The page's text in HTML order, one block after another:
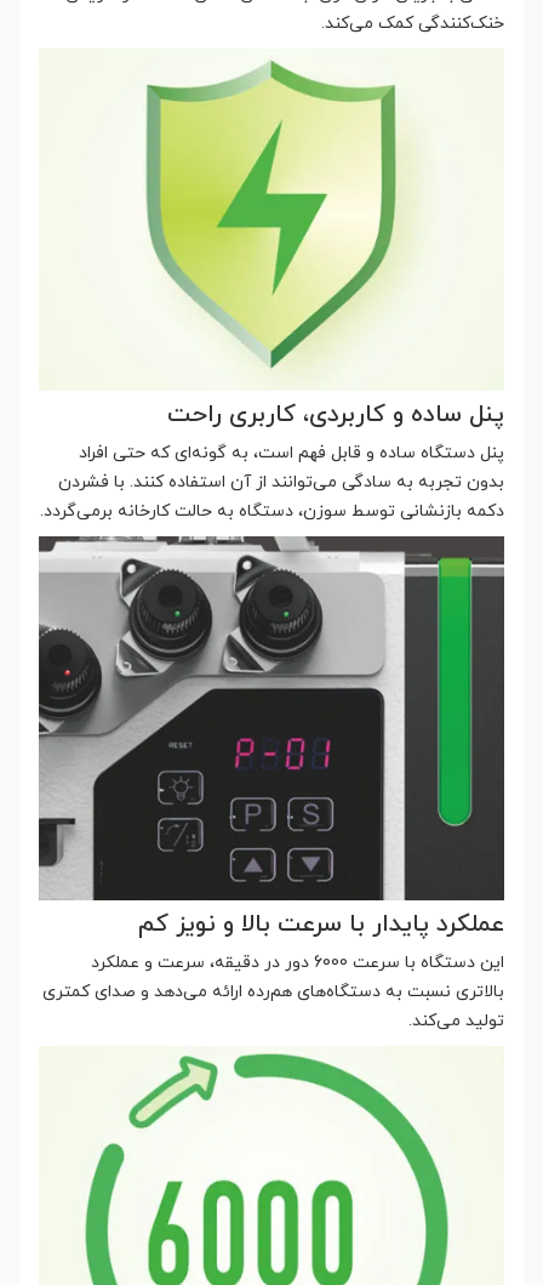
خنک‌کنندگی کمک می‌کند.
پنل ساده و کاربردی، کاربری راحت
پنل دستگاه ساده و قابل فهم است، به گونه‌ای که حتی افراد
بدون تجربه به سادگی می‌توانند از آن استفاده کنند. با فشردن
دکمه بازنشانی توسط سوزن، دستگاه به حالت کارخانه برمی‌گردد.
عملکرد پایدار با سرعت بالا و نویز کم
این دستگاه با سرعت 6000 دور در دقیقه، سرعت و عملکرد
بالاتری نسبت به دستگاه‌های هم‌رده ارائه می‌دهد و صدای کمتری
تولید می‌کند.